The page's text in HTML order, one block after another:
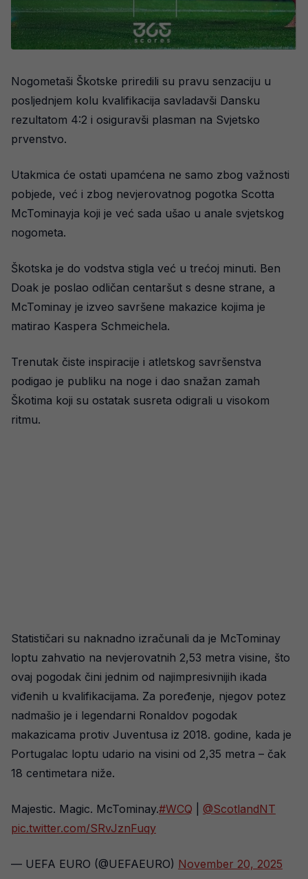
Nogometaši Škotske priredili su pravu senzaciju u
posljednjem kolu kvalifikacija savladavši Dansku
rezultatom 4:2 i osiguravši plasman na Svjetsko
prvenstvo.
Utakmica će ostati upamćena ne samo zbog važnosti
pobjede, već i zbog nevjerovatnog pogotka Scotta
McTominayja koji je već sada ušao u anale svjetskog
nogometa.
Škotska je do vodstva stigla već u trećoj minuti. Ben
Doak je poslao odličan centaršut s desne strane, a
McTominay je izveo savršene makazice kojima je
matirao Kaspera Schmeichela.
Trenutak čiste inspiracije i atletskog savršenstva
podigao je publiku na noge i dao snažan zamah
Škotima koji su ostatak susreta odigrali u visokom
ritmu.
Statističari su naknadno izračunali da je McTominay
loptu zahvatio na nevjerovatnih 2,53 metra visine, što
ovaj pogodak čini jednim od najimpresivnijih ikada
viđenih u kvalifikacijama. Za poređenje, njegov potez
nadmašio je i legendarni Ronaldov pogodak
makazicama protiv Juventusa iz 2018. godine, kada je
Portugalac loptu udario na visini od 2,35 metra – čak
18 centimetara niže.
Majestic. Magic. McTominay.#WCQ
@ScotlandNT
pic.twitter.com/SRvJznFuqy
— UEFA EURO (@UEFAEURO) November 20, 2025